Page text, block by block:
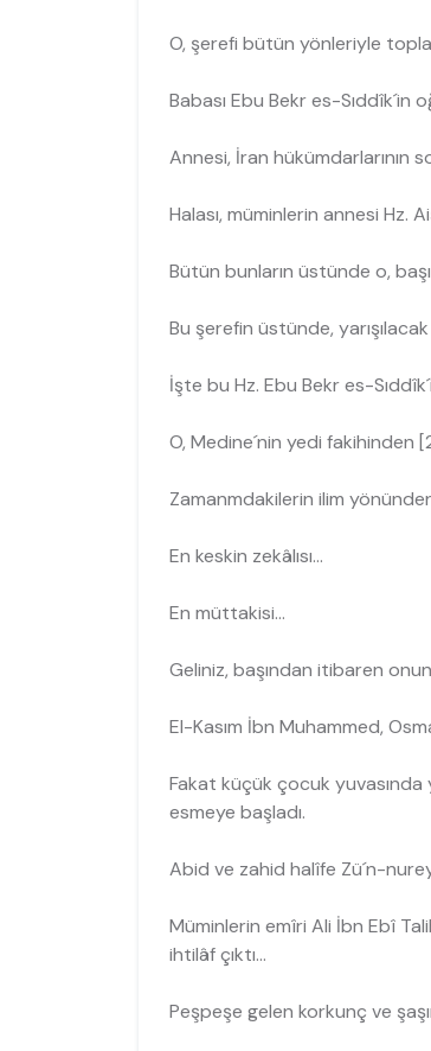
O, şerefi bütün yönleriyle
Babası Ebu Bekr es-Sıddîk´in
Annesi, İran hükümdarlarının
Halası, müminlerin annesi Hz.
Bütün bunların üstünde o,
Bu şerefin üstünde,
İşte bu Hz. Ebu Bekr es-
O, Medine´nin yedi fakihinden
Zamanmdakilerin ilim
En keskin zekâlısı...
En müttakisi...
Geliniz, başından itibaren
El-Kasım İbn Muhammed,
Fakat küçük çocuk
esmeye başladı.
Abid ve zahid halîfe Zü´n-
Müminlerin emîri Ali İbn Ebî
ihtilâf çıktı...
Peşpeşe gelen korkunç ve